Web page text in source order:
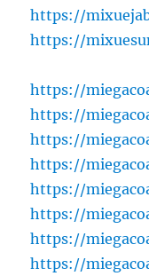
https://
https://
https://
https://
https://
https://
https://
https://
https://
https://